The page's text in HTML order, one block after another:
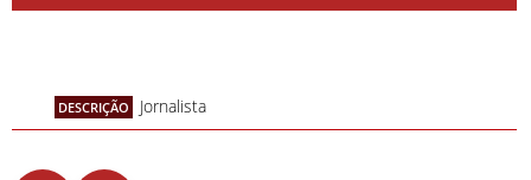
DESCRIÇÃO Jornalista